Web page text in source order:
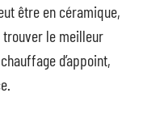
être en céramique,
trouver le meilleur
d’appoint,